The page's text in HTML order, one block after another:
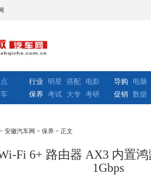
行业 明星 搭配
电影
保养 考试 大专 考研
导购 电脑
促销
数据
> 安徽汽车网 > 保养 > 正文
Fi 6+ 路由器 AX3 内置
1Gbps